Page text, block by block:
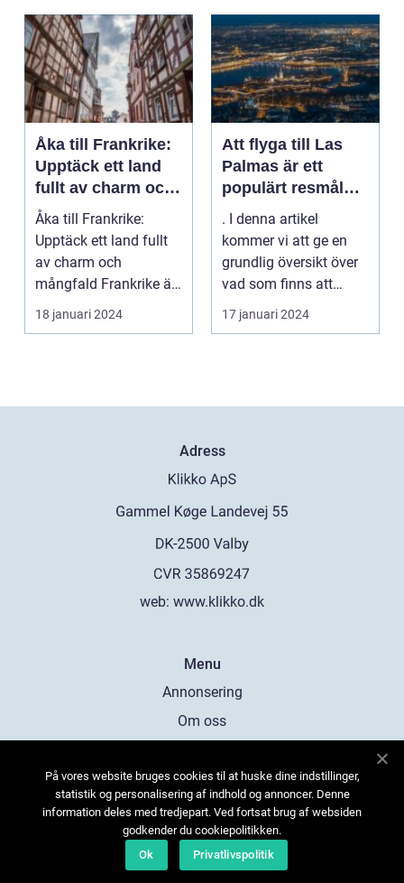
Åka till Frankrike:
Upptäck ett land
fullt av charm och
mångfald
Åka till Frankrike:
Upptäck ett land fullt
av charm och
mångfald Frankrike är
ett land som fasciner...
18 januari 2024
Att flyga till Las
Palmas är ett
populärt resmål
för många
resenärer, som
dras till de vackra
stränderna, det
och den
avslappnade
. I denna artikel
kommer vi att ge en
grundlig översikt över
vad som finns att
upptäcka när man
flyg...
17 januari 2024
Adress
web: www.klikko.dk
Menu
Annonsering
Om oss
Kontakta oss
Sitemap
På vores website bruges cookies til at huske dine indstillinger,
statistik og personalisering af indhold og annoncer. Denne
information deles med tredjepart. Ved fortsat brug af websiden
godkender du cookiepolitikken.
Ok
Privatlivspolitik